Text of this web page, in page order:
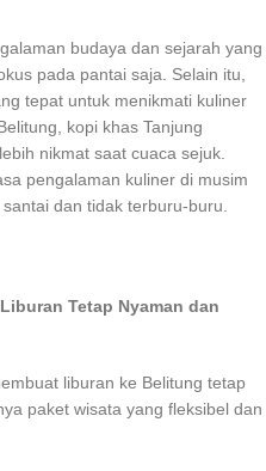
budaya dan sejarah yang
pada pantai saja. Selain itu,
tepat untuk menikmati kuliner
kopi khas Tanjung
nikmat saat cuaca sejuk.
pengalaman kuliner di musim
dan tidak terburu-buru.
Tetap Nyaman dan
liburan ke Belitung tetap
paket wisata yang fleksibel dan